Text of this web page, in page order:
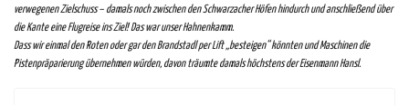
verwegenen Zielschuss – damals noch zwischen den Schwarzacher Höfen hindurch und anschließend über
die Kante eine Flugreise ins Ziel! Das war unser Hahnenkamm.
Dass wir einmal den Roten oder gar den Brandstadl per Lift „besteigen“ könnten und Maschinen die
Pistenpräparierung übernehmen würden, davon träumte damals höchstens der Eisenmann Hansl.